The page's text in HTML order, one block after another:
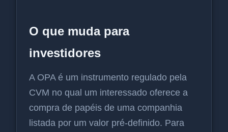
O que muda para
investidores
A OPA é um instrumento regulado pela
CVM no qual um interessado oferece a
compra de papéis de uma companhia
listada por um valor pré-definido. Para